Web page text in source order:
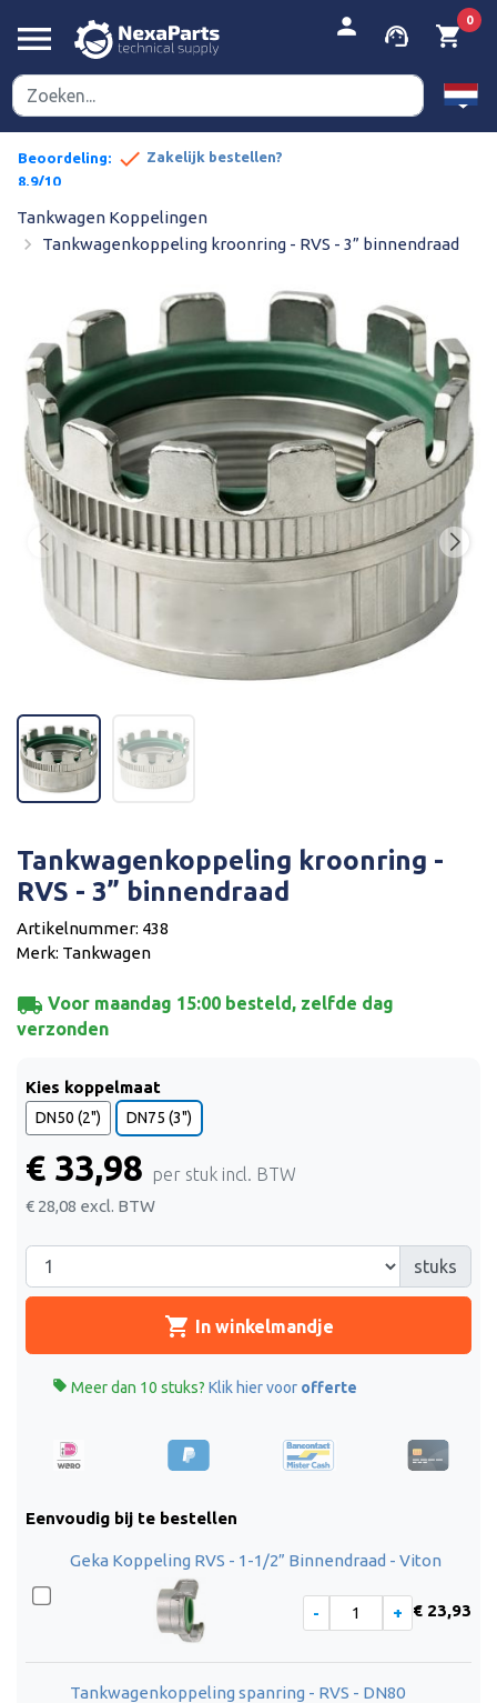
menu person support_agent shopping_cart
0
Beoordeling:
8,9/10
prijzen done Zakelijk bestellen?
Tankwagen Koppelingen
navigate_next Tankwagenkoppeling kroonring - RVS - 3” binnendraad


Tankwagenkoppeling kroonring -
RVS - 3” binnendraad
Artikelnummer: 438
Merk: Tankwagen
local_shipping Voor maandag 15:00 besteld, zelfde dag
verzonden
Kies koppelmaat
DN50 (2") DN75 (3")
€ 33,98 per stuk incl. BTW
€ 28,08 excl. BTW
stuks
shopping_cart In winkelmandje
 Meer dan 10 stuks? Klik hier voor offerte
Eenvoudig bij te bestellen
Geka Koppeling RVS - 1-1/2” Binnendraad - Viton
€ 23,93
Tankwagenkoppeling spanring - RVS - DN80